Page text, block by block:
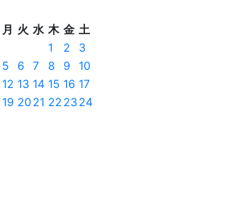
月 火 水 木 金 土
1
2
3
5 6 7 8 9
10
12 13 14 15 16 17
19 20 21 22 23 24